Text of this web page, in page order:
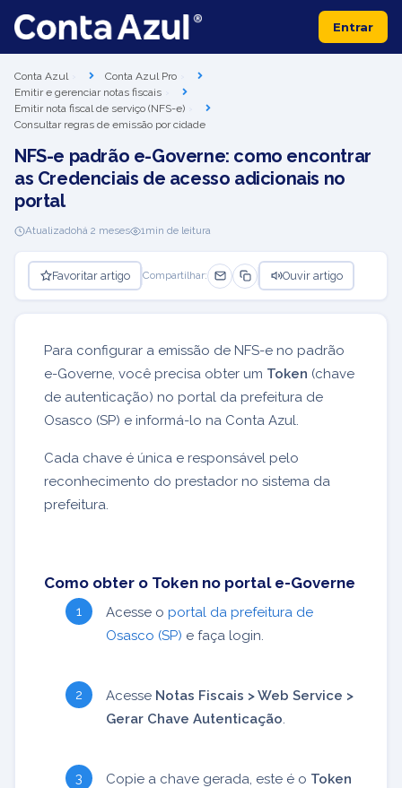
Entrar
Conta Azul
Conta Azul Pro
Emitir e gerenciar notas fiscais
Emitir nota fiscal de serviço (NFS-e)
Consultar regras de emissão por cidade
NFS-e padrão e-Governe: como encontrar
as Credenciais de acesso adicionais no
portal
Atualizadohá 2 meses 1min de leitura
Favoritar artigo Compartilhar: Ouvir artigo
Para configurar a emissão de NFS-e no padrão
e-Governe, você precisa obter um Token (chave
de autenticação) no portal da prefeitura de
Osasco (SP) e informá-lo na Conta Azul.
Cada chave é única e responsável pelo
reconhecimento do prestador no sistema da
prefeitura.
Como obter o Token no portal e-Governe
Acesse o portal da prefeitura de
Osasco (SP) e faça login.
Acesse Notas Fiscais > Web Service >
Gerar Chave Autenticação.
Copie a chave gerada, este é o Token